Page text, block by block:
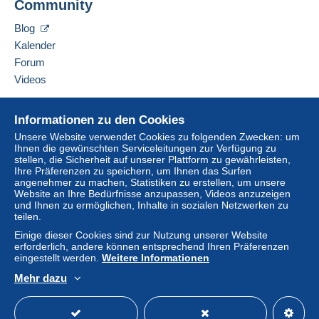
Diese Zone enthältein Land.
Versandoption
Zahlung per:
Brief (Standardformat/Kleinbrief)
Um auf die Lieferinformationen
Mitglied sein und sich einloggen.
Einlogg
en
Anmeld
en
Alle Zahlungen werden über die Delcampe- Website
abgewickelt. Je nach den vom Verkäufer angebotenen
Zahlungsoptionen können Sie
PayPalverwenden, eine
12042 SE Sunnyside Rd. Unit #2022
Clackamas
Verkäufer kontaktieren
Diesen Verkäufer zu meiner schwarzen Liste
Informationen zu den Cookies
Unsere Website verwendet Cookies zu folgenden Zwecken: um
Ihnen die gewünschten Serviceleitungen zur Verfügung zu
stellen, die Sicherheit auf unserer Plattform zu gewährleisten,
Ihre Präferenzen zu speichern, um Ihnen das Surfen
angenehmer zu machen, Statistiken zu erstellen, um unsere
Website an Ihre Bedürfnisse anzupassen, Videos anzuzeigen
und Ihnen zu ermöglichen, Inhalte in sozialen Netzwerken zu
teilen.
Einige dieser Cookies sind zur Nutzung unserer Website
erforderlich, andere können entsprechend Ihren Präferenzen
eingestellt werden. Weitere Informationen
Mehr dazu
Community
Blog
Kalender
Forum
Videos
Online-Hilfe
Auf Delcampe kaufen
Auf Delcampe verkaufen
Eine sichere Website